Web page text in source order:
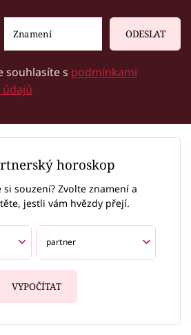
ODESLAT
souhlasíte s podmínkami
horoskop
si souzení? Zvolte znamení a
jestli vám hvězdy přejí.
VYPOČÍTAT